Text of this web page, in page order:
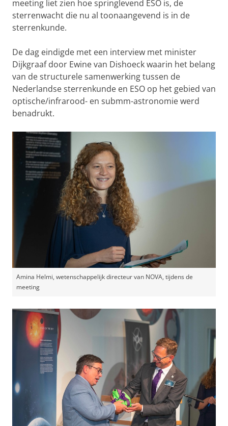
meeting liet zien hoe springlevend ESO is, de
sterrenwacht die nu al toonaangevend is in de
sterrenkunde.
De dag eindigde met een interview met minister
Dijkgraaf door Ewine van Dishoeck waarin het belang
van de structurele samenwerking tussen de
Nederlandse sterrenkunde en ESO op het gebied van
optische/infrarood- en submm-astronomie werd
benadrukt.
Amina Helmi, wetenschappelijk directeur van NOVA, tijdens de
meeting